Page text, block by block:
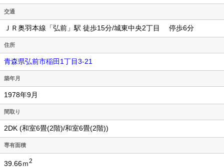
交通
ＪＲ奥羽本線「弘前」駅 徒歩15分/城東中央2丁目 停歩6分
住所
青森県弘前市稲田1丁目3-21
築年月
1978年9月
間取り
2DK (和室6畳(2階)/和室6畳(2階))
専有面積
39.66ｍ2